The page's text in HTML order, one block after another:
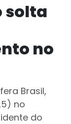
solta
no
Brasil,
no
do